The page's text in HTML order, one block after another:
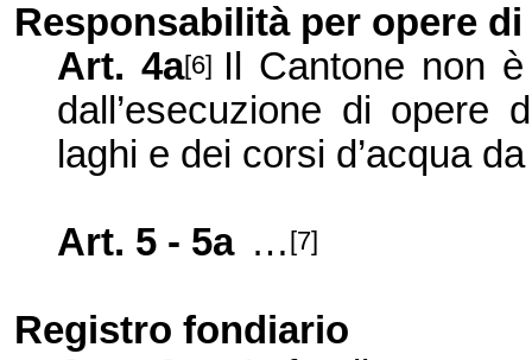
Responsabilità per opere
Art. 4a[6] Il Cantone non
dall’esecuzione di opere
laghi e dei corsi d’acqua
Art. 5 - 5a … [7]
Registro fondiario